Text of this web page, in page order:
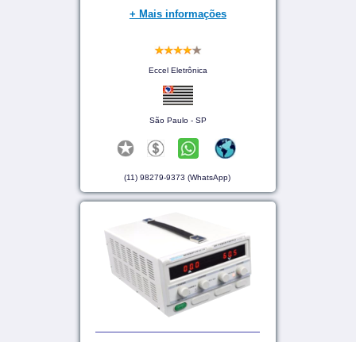
+ Mais informações
Eccel Eletrônica
São Paulo - SP
(11) 98279-9373 (WhatsApp)